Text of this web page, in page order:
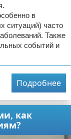
в
ситуаций) часто
Также
событий и
Подробнее
как